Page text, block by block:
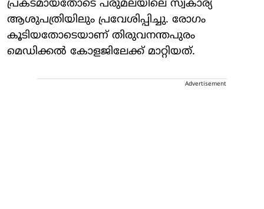
പ്രകടമായതോടെ പരുമലയിലെ സ്വകാര്യ
ആശുപത്രിയിലും പ്രവേശിപ്പിച്ചു. രോഗം
കൂടിയതോടെയാണ് തിരുവനന്തപുരം
മെഡിക്കല്‍ കോളജിലേക്ക് മാറ്റിയത്.
Advertisement